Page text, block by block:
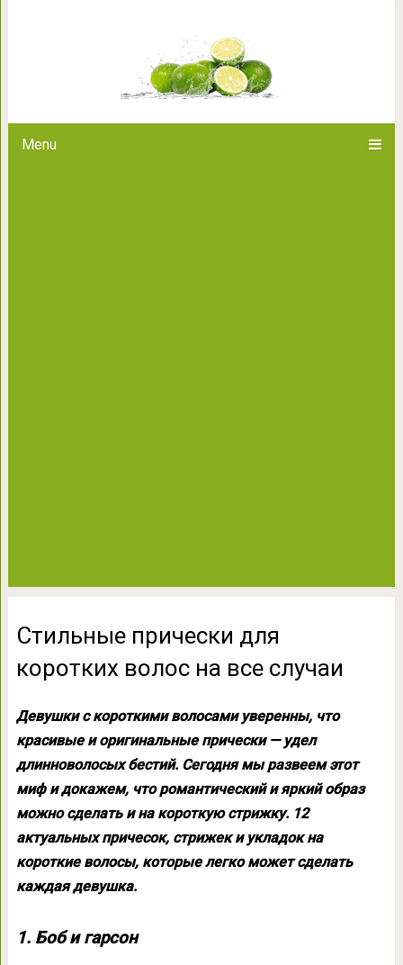
Menu
Стильные прически для
коротких волос на все случаи
Девушки с короткими волосами уверенны, что
красивые и оригинальные прически — удел
длинноволосых бестий. Сегодня мы развеем этот
миф и докажем, что романтический и яркий образ
можно сделать и на короткую стрижку. 12
актуальных причесок, стрижек и укладок на
короткие волосы, которые легко может сделать
каждая девушка.
1. Боб и гарсон